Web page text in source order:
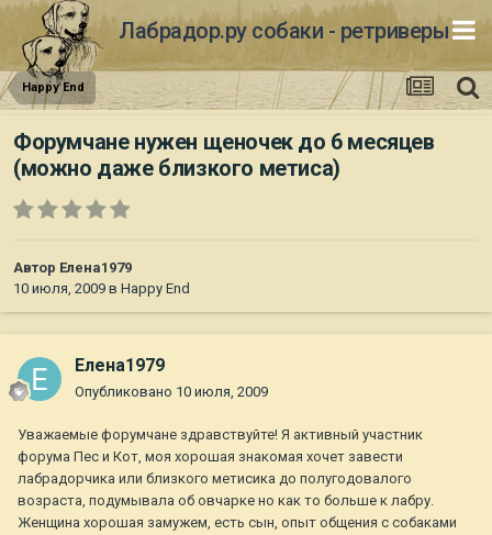
Лабрадор.ру собаки - ретриверы
Happy End
Форумчане нужен щеночек до 6 месяцев
(можно даже близкого метиса)
Автор Елена1979
10 июля, 2009 в Happy End
Елена1979
Опубликовано 10 июля, 2009
Уважаемые форумчане здравствуйте! Я активный участник
форума Пес и Кот, моя хорошая знакомая хочет завести
лабрадорчика или близкого метисика до полугодовалого
возраста, подумывала об овчарке но как то больше к лабру.
Женщина хорошая замужем, есть сын, опыт общения с собаками